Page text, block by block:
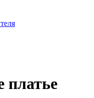
платье